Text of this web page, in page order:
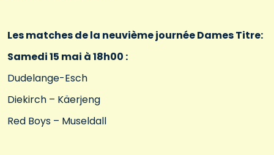
Les matches de la neuvième journée Dames Titre:
Samedi 15 mai à 18h00 :
Dudelange-Esch
Diekirch – Käerjeng
Red Boys – Museldall